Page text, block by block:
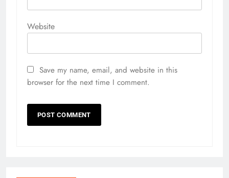
Website
Save my name, email, and website in this
browser for the next time I comment.